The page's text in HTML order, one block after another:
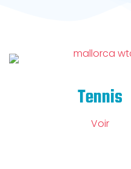
Tennis
Voir